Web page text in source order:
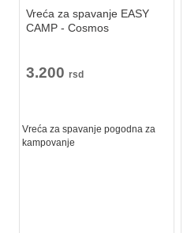
Vreća za spavanje EASY
CAMP - Cosmos
3.200 rsd
Vreća za spavanje pogodna za
kampovanje